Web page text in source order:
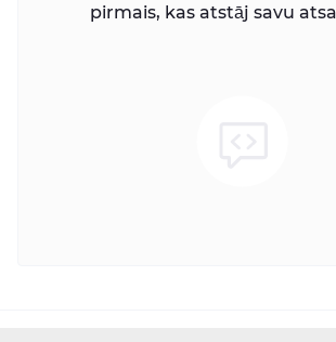
pirmais, kas atstāj savu